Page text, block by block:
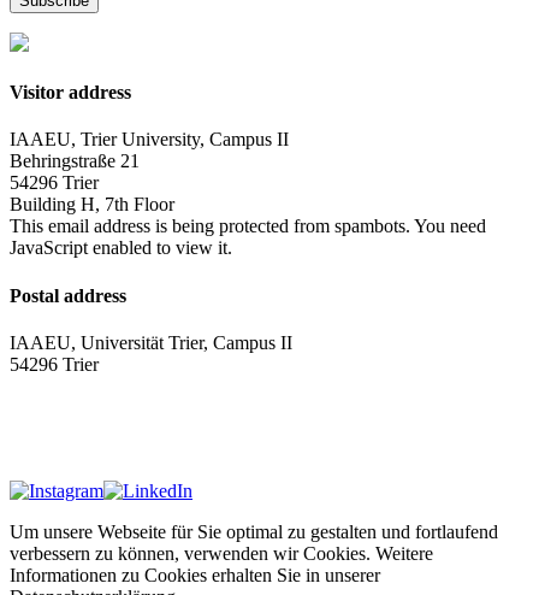
Visitor address
IAAEU, Trier University, Campus II
Behringstraße 21
54296 Trier
Building H, 7th Floor
This email address is being protected from spambots. You need
JavaScript enabled to view it.
Postal address
IAAEU, Universität Trier, Campus II
54296 Trier
Um unsere Webseite für Sie optimal zu gestalten und fortlaufend
verbessern zu können, verwenden wir Cookies. Weitere
Informationen zu Cookies erhalten Sie in unserer